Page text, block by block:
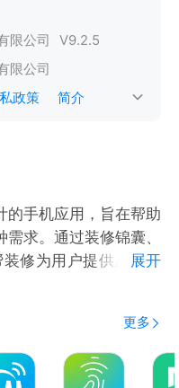
限公司 V9.2.5
限公司
政策 简介
的手机应用，旨在帮助
求。通过装修锦囊、
修为用户提供从设计
用户提供丰富的装修知
浏览海量的装修案例，
展开
更多